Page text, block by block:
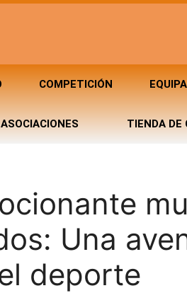
COMPETICIÓN
TIENDA DE
Una
deporte